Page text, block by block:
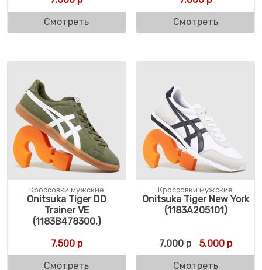
Смотреть
Смотреть
Кроссовки мужские
Onitsuka Tiger DD
Trainer VE
(1183B478300,)
7.500р
Смотреть
Кроссовки мужские
Onitsuka Tiger New York
(1183A205101)
7.000р 5.000р
Смотреть